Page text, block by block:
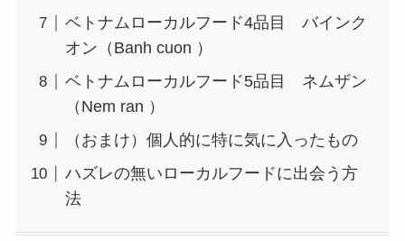
ベトナムローカルフード4品目 バインク
オン（Banh cuon ）
ベトナムローカルフード5品目 ネムザン
（Nem ran ）
（おまけ）個人的に特に気に入ったもの
ハズレの無いローカルフードに出会う方
法